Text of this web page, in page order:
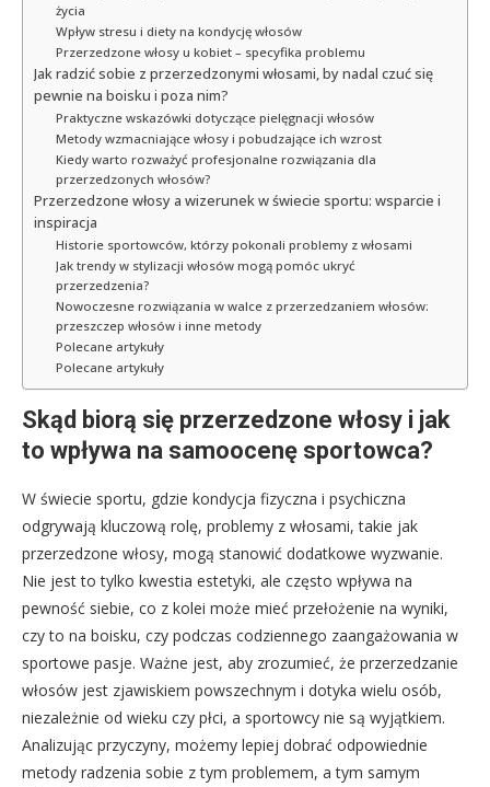
życia
Wpływ stresu i diety na kondycję włosów
Przerzedzone włosy u kobiet – specyfika problemu
Jak radzić sobie z przerzedzonymi włosami, by nadal czuć się
pewnie na boisku i poza nim?
Praktyczne wskazówki dotyczące pielęgnacji włosów
Metody wzmacniające włosy i pobudzające ich wzrost
Kiedy warto rozważyć profesjonalne rozwiązania dla
przerzedzonych włosów?
Przerzedzone włosy a wizerunek w świecie sportu: wsparcie i
inspiracja
Historie sportowców, którzy pokonali problemy z włosami
Jak trendy w stylizacji włosów mogą pomóc ukryć
przerzedzenia?
Nowoczesne rozwiązania w walce z przerzedzaniem włosów:
przeszczep włosów i inne metody
Polecane artykuły
Polecane artykuły
Skąd biorą się przerzedzone włosy i jak
to wpływa na samoocenę sportowca?
W świecie sportu, gdzie kondycja fizyczna i psychiczna
odgrywają kluczową rolę, problemy z włosami, takie jak
przerzedzone włosy, mogą stanowić dodatkowe wyzwanie.
Nie jest to tylko kwestia estetyki, ale często wpływa na
pewność siebie, co z kolei może mieć przełożenie na wyniki,
czy to na boisku, czy podczas codziennego zaangażowania w
sportowe pasje. Ważne jest, aby zrozumieć, że przerzedzanie
włosów jest zjawiskiem powszechnym i dotyka wielu osób,
niezależnie od wieku czy płci, a sportowcy nie są wyjątkiem.
Analizując przyczyny, możemy lepiej dobrać odpowiednie
metody radzenia sobie z tym problemem, a tym samym